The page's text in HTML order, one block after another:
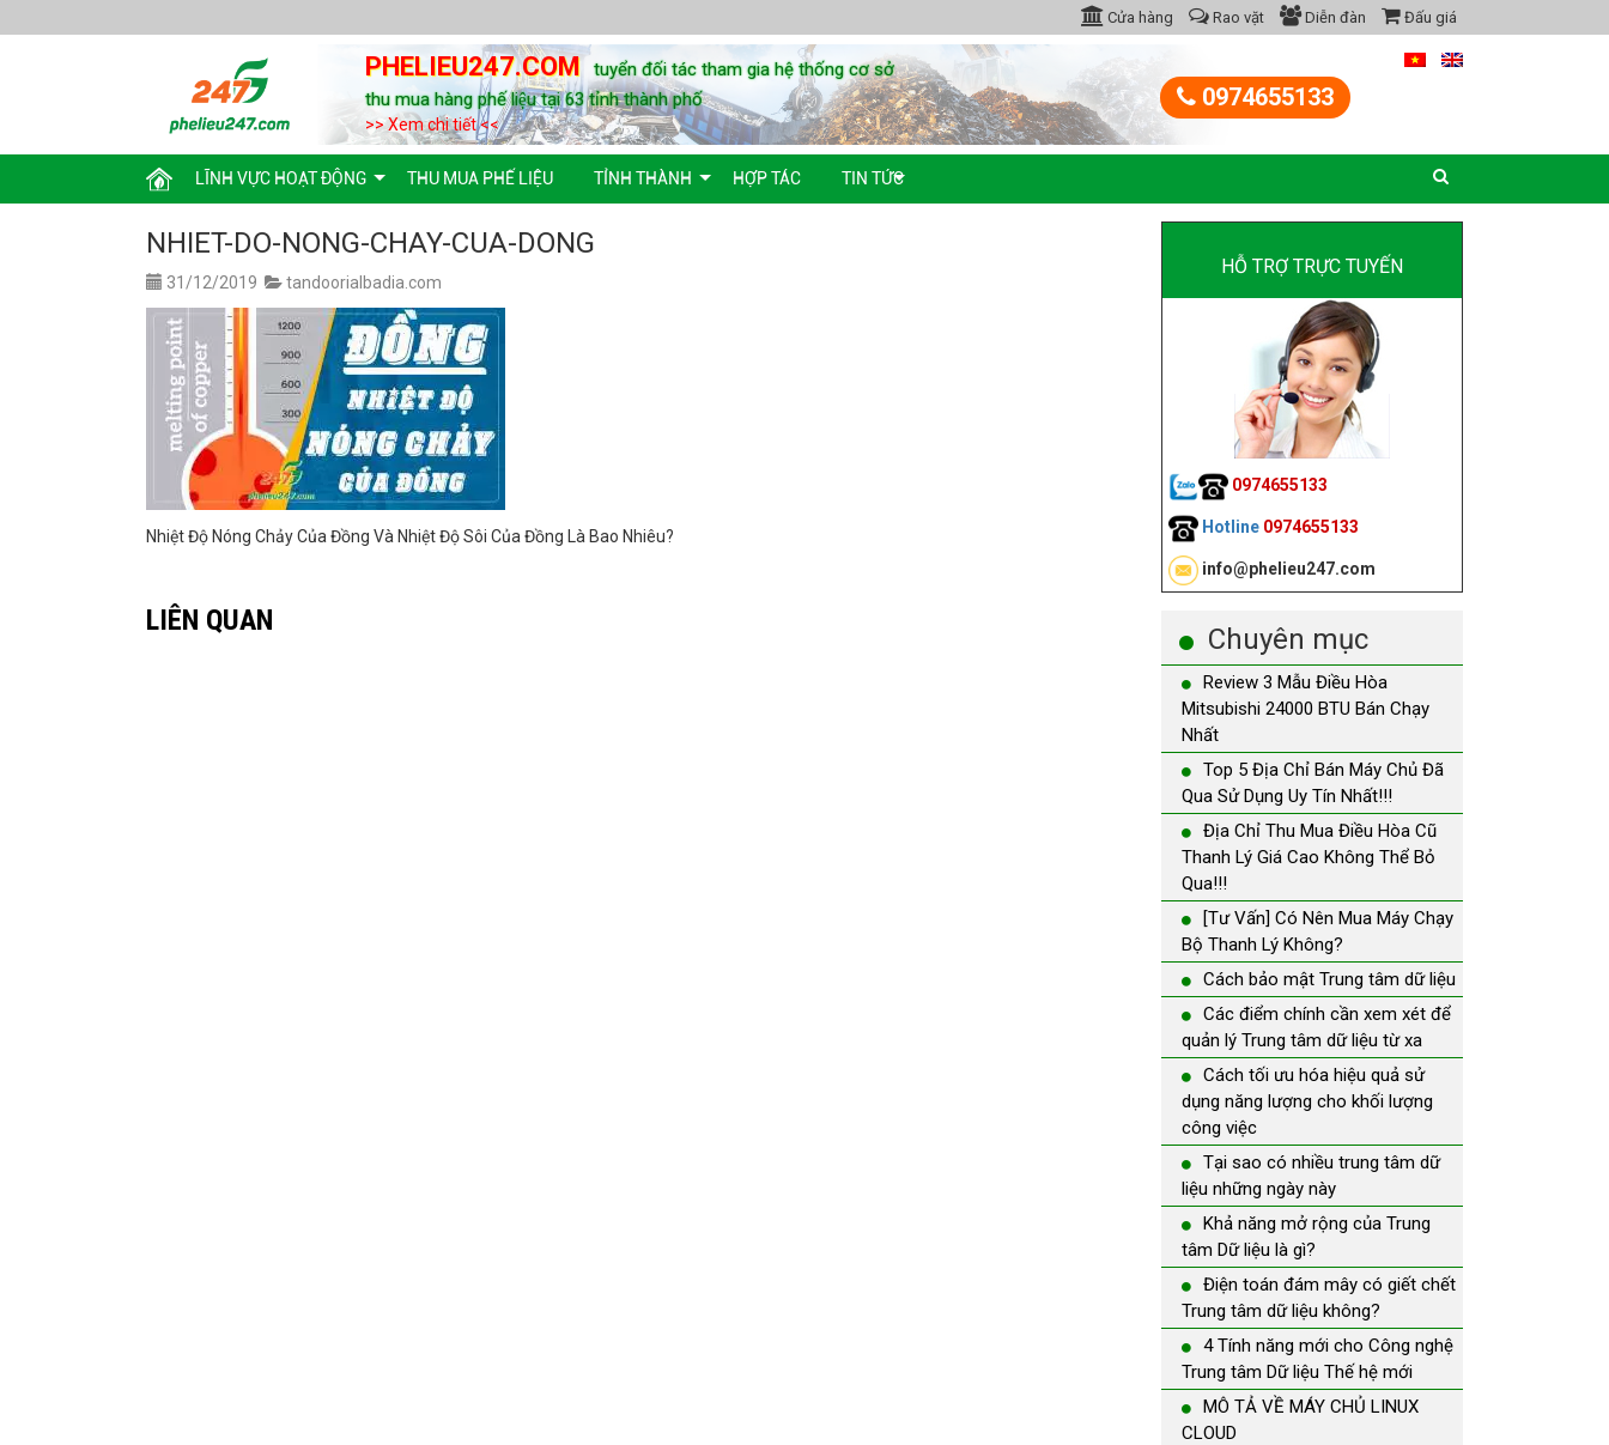
Cửa hàng Rao vặt Diễn đàn Đấu giá
PHELIEU247.COM
tuyển đối tác tham gia hệ thống cơ sở
thu mua hàng phế liệu tại 63 tỉnh thành phố
>> Xem chi tiết <<
0974655133
LĨNH VỰC HOẠT ĐỘNG THU MUA PHẾ LIỆU TỈNH THÀNH HỢP TÁC TIN TỨC
NHIET-DO-NONG-CHAY-CUA-DONG
31/12/2019 tandoorialbadia.com
Nhiệt Độ Nóng Chảy Của Đồng Và Nhiệt Độ Sôi Của Đồng Là Bao Nhiêu?
LIÊN QUAN
HỖ TRỢ TRỰC TUYẾN
0974655133
Hotline 0974655133
info@phelieu247.com
Chuyên mục
Review 3 Mẫu Điều Hòa
Mitsubishi 24000 BTU Bán Chạy
Nhất
Top 5 Địa Chỉ Bán Máy Chủ Đã
Qua Sử Dụng Uy Tín Nhất!!!
Địa Chỉ Thu Mua Điều Hòa Cũ
Thanh Lý Giá Cao Không Thể Bỏ
Qua!!!
[Tư Vấn] Có Nên Mua Máy Chạy
Bộ Thanh Lý Không?
Cách bảo mật Trung tâm dữ liệu
Các điểm chính cần xem xét để
quản lý Trung tâm dữ liệu từ xa
Cách tối ưu hóa hiệu quả sử
dụng năng lượng cho khối lượng
công việc
Tại sao có nhiều trung tâm dữ
liệu những ngày này
Khả năng mở rộng của Trung
tâm Dữ liệu là gì?
Điện toán đám mây có giết chết
Trung tâm dữ liệu không?
4 Tính năng mới cho Công nghệ
Trung tâm Dữ liệu Thế hệ mới
MÔ TẢ VỀ MÁY CHỦ LINUX
CLOUD